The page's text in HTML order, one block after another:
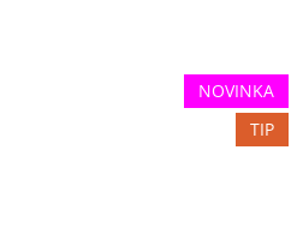
NOVINKA
TIP